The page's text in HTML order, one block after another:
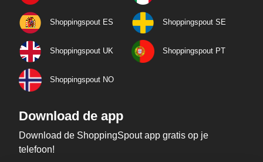
Shoppingspout ES Shoppingspout SE
Shoppingspout UK Shoppingspout PT
Shoppingspout NO
Download de app
Download de ShoppingSpout app gratis op je
telefoon!